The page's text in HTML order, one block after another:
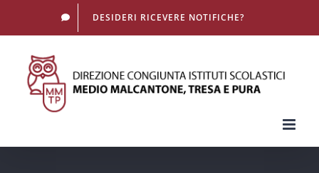
DESIDERI RICEVERE NOTIFICHE?